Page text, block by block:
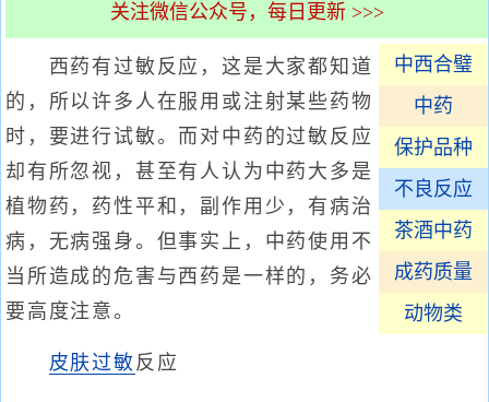
关注微信公众号，每日更新 >>>
中西合璧
中药
保护品种
不良反应
茶酒中药
成药质量
动物类
西药有过敏反应，这是大家都知道
的，所以许多人在服用或注射某些药物
时，要进行试敏。而对中药的过敏反应
却有所忽视，甚至有人认为中药大多是
植物药，药性平和，副作用少，有病治
病，无病强身。但事实上，中药使用不
当所造成的危害与西药是一样的，务必
要高度注意。
皮肤过敏反应